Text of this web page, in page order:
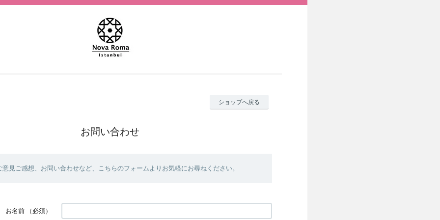
ショップへ戻る
お問い合わせ
見ご感想、お問い合わせなど、こちらのフォームよりお気軽にお尋ねください。
お名前 （必須）